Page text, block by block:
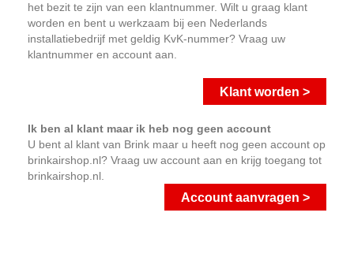
het bezit te zijn van een klantnummer. Wilt u graag klant
worden en bent u werkzaam bij een Nederlands
installatiebedrijf met geldig KvK-nummer? Vraag uw
klantnummer en account aan.
Klant worden >
Ik ben al klant maar ik heb nog geen account
U bent al klant van Brink maar u heeft nog geen account op
brinkairshop.nl? Vraag uw account aan en krijg toegang tot
brinkairshop.nl.
Account aanvragen >